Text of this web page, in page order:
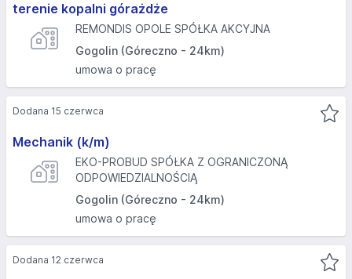
terenie kopalni górażdże
REMONDIS OPOLE SPÓŁKA AKCYJNA
Gogolin (Góreczno - 24km)
umowa o pracę
Mechanik (k/m)
EKO-PROBUD SPÓŁKA Z OGRANICZONĄ
ODPOWIEDZIALNOŚCIĄ
Gogolin (Góreczno - 24km)
umowa o pracę
Dodana 15 czerwca
Dodana 12 czerwca